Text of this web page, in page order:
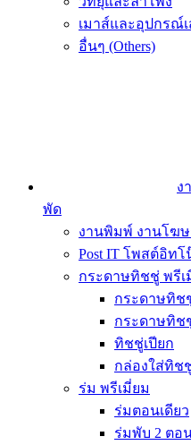
เมาส์และอุปกรณ์เ
อื่นๆ (Others)
ง
พัด
งานพิมพ์ งานโฆ
Post IT โพสต์อิทโ
กระดาษทิชชู่ พรีเ
กระดาษทิช
กระดาษทิช
ทิชชู่เปียก
กล่องใส่ทิช
ร่ม พรีเมี่ยม
ร่มตอนเดียว
ร่มพับ 2 ตอ